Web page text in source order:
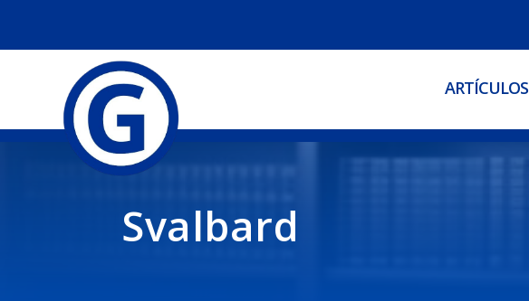
ARTÍCULOS
Svalbard